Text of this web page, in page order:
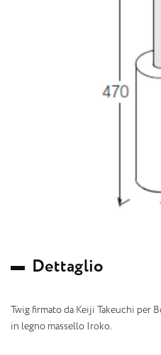
Dettaglio
Twig firmato da Keiji Takeuchi per
in legno massello Iroko.